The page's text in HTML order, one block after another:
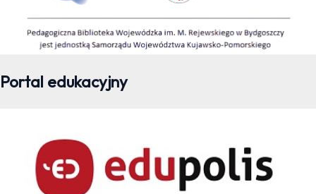
Portal edukacyjny